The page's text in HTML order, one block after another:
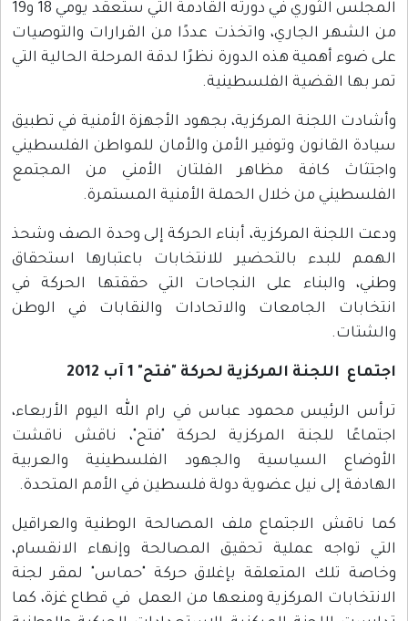
المجلس الثوري في دورته القادمة التي ستعقد يومي 18 و19
من الشهر الجاري، واتخذت عددًا من القرارات والتوصيات
على ضوء أهمية هذه الدورة نظرًا لدقة المرحلة الحالية التي
تمر بها القضية الفلسطينية.
وأشادت اللجنة المركزية، بجهود الأجهزة الأمنية في تطبيق
سيادة القانون وتوفير الأمن والأمان للمواطن الفلسطيني
واجتثاث كافة مظاهر الفلتان الأمني من المجتمع
الفلسطيني من خلال الحملة الأمنية المستمرة.
ودعت اللجنة المركزية، أبناء الحركة إلى وحدة الصف وشحذ
الهمم للبدء بالتحضير للانتخابات باعتبارها استحقاق
وطني، والبناء على النجاحات التي حققتها الحركة في
انتخابات الجامعات والاتحادات والنقابات في الوطن
والشتات.
اجتماع اللجنة المركزية لحركة "فتح" 1 آب 2012
ترأس الرئيس محمود عباس في رام الله اليوم الأربعاء،
اجتماعًا للجنة المركزية لحركة "فتح"، ناقش ناقشت
الأوضاع السياسية والجهود الفلسطينية والعربية
الهادفة إلى نيل عضوية دولة فلسطين في الأمم المتحدة.
كما ناقش الاجتماع ملف المصالحة الوطنية والعراقيل
التي تواجه عملية تحقيق المصالحة وإنهاء الانقسام،
وخاصة تلك المتعلقة بإغلاق حركة "حماس" لمقر لجنة
الانتخابات المركزية ومنعها من العمل في قطاع غزة، كما